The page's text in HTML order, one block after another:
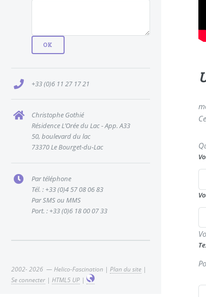
+33 (0)6 11 27 17 21
Christophe Gothié
Résidence L’Orée du Lac - App. A33
50, boulevard du lac
73370 Le Bourget-du-Lac
Par téléphone
Tél. : +33 (0)4 57 08 06 83
Par SMS ou MMS
Port. : +33 (0)6 18 00 07 33
2002- 2026 — Helico-Fascination | Plan du site |
Se connecter | HTML5 UP |